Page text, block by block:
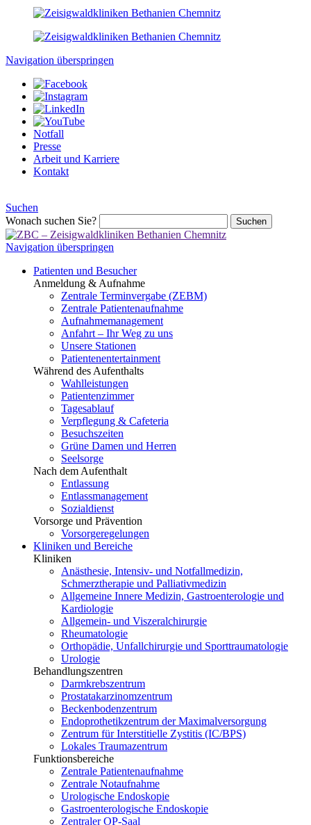
Navigation überspringen
Notfall
Presse
Arbeit und Karriere
Kontakt
Suchen
Wonach suchen Sie?
Suchen
Navigation überspringen
Patienten und Besucher
Anmeldung & Aufnahme
Zentrale Terminvergabe (ZEBM)
Zentrale Patientenaufnahme
Aufnahmemanagement
Anfahrt – Ihr Weg zu uns
Unsere Stationen
Patientenentertainment
Während des Aufenthalts
Wahlleistungen
Patientenzimmer
Tagesablauf
Verpflegung & Cafeteria
Besuchszeiten
Grüne Damen und Herren
Seelsorge
Nach dem Aufenthalt
Entlassung
Entlassmanagement
Sozialdienst
Vorsorge und Prävention
Vorsorgeregelungen
Kliniken und Bereiche
Kliniken
Anästhesie, Intensiv- und Notfallmedizin,
Schmerztherapie und Palliativmedizin
Allgemeine Innere Medizin, Gastroenterologie und
Kardiologie
Allgemein- und Viszeralchirurgie
Rheumatologie
Orthopädie, Unfallchirurgie und Sporttraumatologie
Urologie
Behandlungszentren
Darmkrebszentrum
Prostatakarzinomzentrum
Beckenbodenzentrum
Endoprothetikzentrum der Maximalversorgung
Zentrum für Interstitielle Zystitis (IC/BPS)
Lokales Traumazentrum
Funktionsbereiche
Zentrale Patientenaufnahme
Zentrale Notaufnahme
Urologische Endoskopie
Gastroenterologische Endoskopie
Zentraler OP-Saal